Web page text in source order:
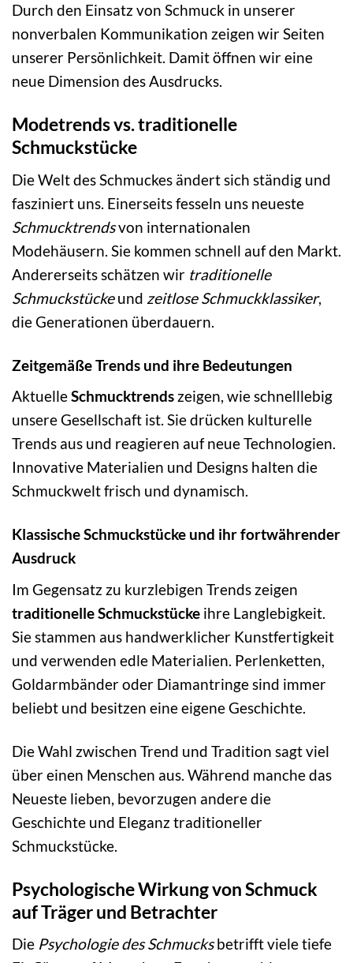
Durch den Einsatz von Schmuck in unserer
nonverbalen Kommunikation zeigen wir Seiten
unserer Persönlichkeit. Damit öffnen wir eine
neue Dimension des Ausdrucks.
Modetrends vs. traditionelle
Schmuckstücke
Die Welt des Schmuckes ändert sich ständig und
fasziniert uns. Einerseits fesseln uns neueste
Schmucktrendsvon internationalen
Modehäusern. Sie kommen schnell auf den Markt.
Andererseits schätzen wir traditionelle
Schmuckstückeund zeitlose Schmuckklassiker,
die Generationen überdauern.
Zeitgemäße Trends und ihre Bedeutungen
AktuelleSchmucktrends zeigen, wie schnelllebig
unsere Gesellschaft ist. Sie drücken kulturelle
Trends aus und reagieren auf neue Technologien.
Innovative Materialien und Designs halten die
Schmuckwelt frisch und dynamisch.
Klassische Schmuckstücke und ihr fortwährender
Ausdruck
Im Gegensatz zu kurzlebigen Trends zeigen
traditionelle Schmuckstücke ihre Langlebigkeit.
Sie stammen aus handwerklicher Kunstfertigkeit
und verwenden edle Materialien. Perlenketten,
Goldarmbänder oder Diamantringe sind immer
beliebt und besitzen eine eigene Geschichte.
Die Wahl zwischen Trend und Tradition sagt viel
über einen Menschen aus. Während manche das
Neueste lieben, bevorzugen andere die
Geschichte und Eleganz traditioneller
Schmuckstücke.
Psychologische Wirkung von Schmuck
auf Träger und Betrachter
Die Psychologie des Schmucksbetrifft viele tiefe